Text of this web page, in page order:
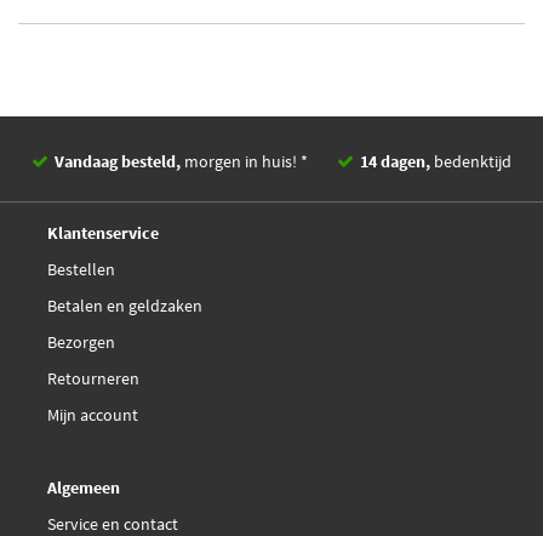
Vandaag besteld, morgen in huis! * 14 dagen, bedenktijd
Klantenservice
Bestellen
Betalen en geldzaken
Bezorgen
Retourneren
Mijn account
Algemeen
Service en contact